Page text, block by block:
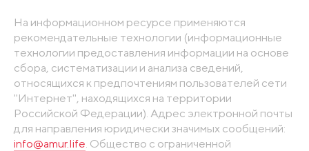
На информационном ресурсе применяются
рекомендательные технологии (информационные
технологии предоставления информации на основе
сбора, систематизации и анализа сведений,
относящихся к предпочтениям пользователей сети
"Интернет", находящихся на территории
Российской Федерации). Адрес электронной почты
для направления юридически значимых сообщений:
info@amur.life. Общество с ограниченной